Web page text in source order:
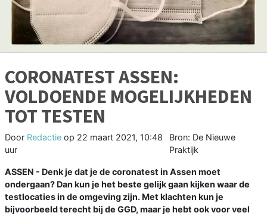
CORONATEST ASSEN:
VOLDOENDE MOGELIJKHEDEN
TOT TESTEN
Door Redactie op 22 maart 2021, 10:48
uur
Bron: De Nieuwe
Praktijk
ASSEN - Denk je dat je de coronatest in Assen moet
ondergaan? Dan kun je het beste gelijk gaan kijken waar de
testlocaties in de omgeving zijn. Met klachten kun je
bijvoorbeeld terecht bij de GGD, maar je hebt ook voor veel